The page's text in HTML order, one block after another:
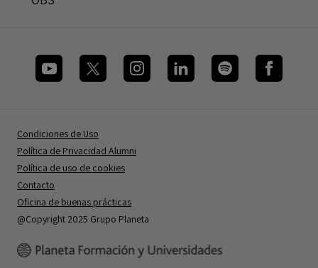
Condiciones de Uso
Política de Privacidad Alumni
Política de uso de cookies
Contacto
Oficina de buenas prácticas
@Copyright 2025 Grupo Planeta